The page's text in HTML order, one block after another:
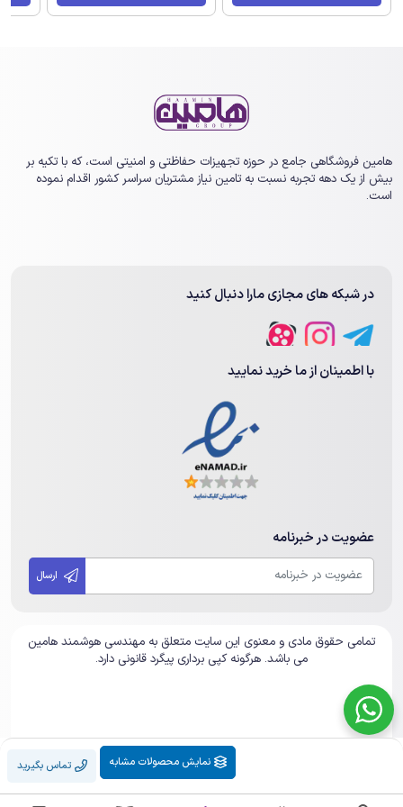
هامین فروشگاهی جامع در حوزه تجهیزات حفاظتی و امنیتی است، که با تکیه بر
بیش از یک ‏دهه تجربه نسبت به تامین نیاز مشتریان سراسر کشور اقدام نموده
است.
در شبکه های مجازی مارا دنبال کنید
با اطمینان از ما خرید نمایید
عضویت در خبرنامه
تمامی حقوق مادی و معنوی این سایت متعلق به مهندسی هوشمند هامین
می باشد. هرگونه کپی برداری پیگرد قانونی دارد.
تماس بگیرید نمایش محصولات مشابه